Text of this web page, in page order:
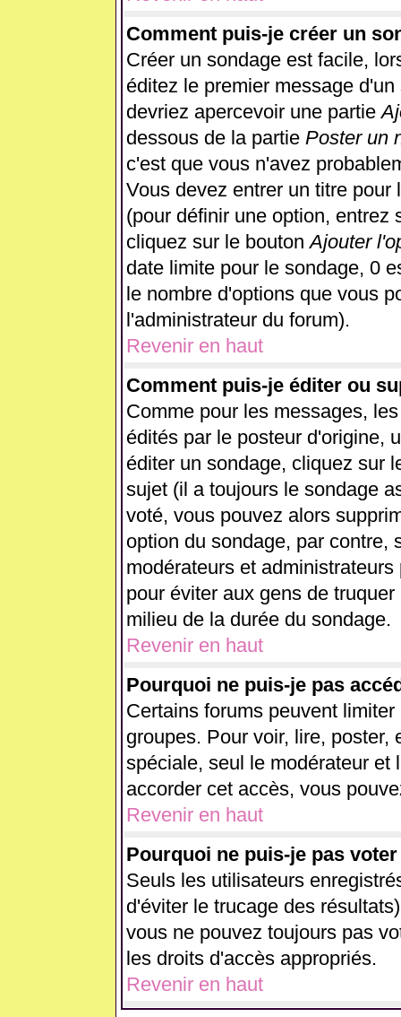
Comment puis-je créer un
Créer un sondage est facile,
éditez le premier message
devriez apercevoir une partie
dessous de la partie Poster un
c'est que vous n'avez
Vous devez entrer un titre
(pour définir une option, entrez
cliquez sur le boutonAjouter
date limite pour le sondage, 0
le nombre d'options que vous
l'administrateur du forum).
Revenir en haut
Comment puis-je éditer ou
Comme pour les messages,
édités par le posteur d'origine,
éditer un sondage, cliquez sur
sujet (il a toujours le sondage
voté, vous pouvez alors
option du sondage, par contre,
modérateurs et
pour éviter aux gens de
milieu de la durée du sondage.
Revenir en haut
Pourquoi ne puis-je pas
Certains forums peuvent
groupes. Pour voir, lire,
spéciale, seul le modérateur et
accorder cet accès, vous
Revenir en haut
Pourquoi ne puis-je pas
Seuls les utilisateurs
d'éviter le trucage des
vous ne pouvez toujours pas
les droits d'accès appropriés.
Revenir en haut